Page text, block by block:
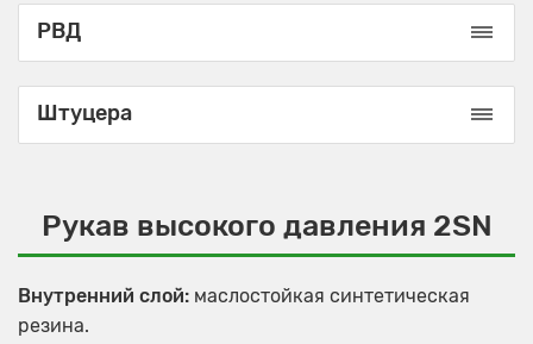
РВД
Штуцера
Рукав высокого давления 2SN
Внутренний слой: маслостойкая синтетическая
резина.